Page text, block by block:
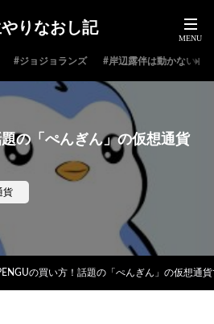
りなおし記
#ジョジョランズ #岸辺露伴は動かない
の「ぺんぎん」の仮想通貨
貨
の買い方！話題の「ぺんぎん」の仮想通